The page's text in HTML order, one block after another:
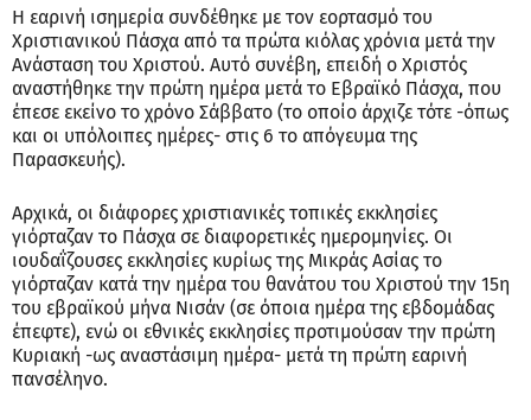
Η εαρινή ισημερία συνδέθηκε με τον εορτασμό του
Χριστιανικού Πάσχα από τα πρώτα κιόλας χρόνια μετά την
Ανάσταση του Χριστού. Αυτό συνέβη, επειδή ο Χριστός
αναστήθηκε την πρώτη ημέρα μετά το Εβραϊκό Πάσχα, που
έπεσε εκείνο το χρόνο Σάββατο (το οποίο άρχιζε τότε -όπως
και οι υπόλοιπες ημέρες- στις 6 το απόγευμα της
Παρασκευής).
Αρχικά, οι διάφορες χριστιανικές τοπικές εκκλησίες
γιόρταζαν το Πάσχα σε διαφορετικές ημερομηνίες. Οι
ιουδαΐζουσες εκκλησίες κυρίως της Μικράς Ασίας το
γιόρταζαν κατά την ημέρα του θανάτου του Χριστού την 15η
του εβραϊκού μήνα Νισάν (σε όποια ημέρα της εβδομάδας
έπεφτε), ενώ οι εθνικές εκκλησίες προτιμούσαν την πρώτη
Κυριακή -ως αναστάσιμη ημέρα- μετά τη πρώτη εαρινή
πανσέληνο.